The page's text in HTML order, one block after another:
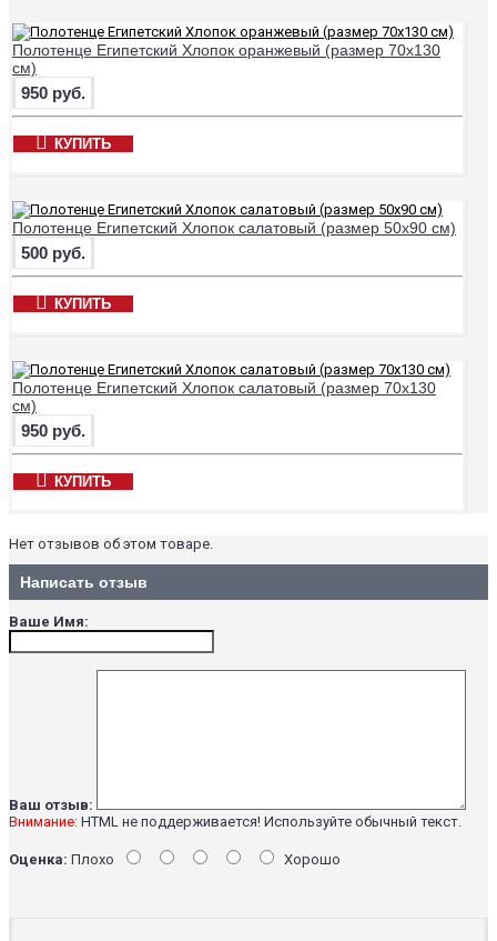
Полотенце Египетский Хлопок оранжевый (размер 70х130
см)
950 руб.
КУПИТЬ
Полотенце Египетский Хлопок салатовый (размер 50х90 см)
500 руб.
КУПИТЬ
Полотенце Египетский Хлопок салатовый (размер 70х130
см)
950 руб.
КУПИТЬ
Нет отзывов об этом товаре.
Написать отзыв
Ваше Имя:
Ваш отзыв:
Внимание: HTML не поддерживается! Используйте обычный текст.
Оценка: Плохо Хорошо